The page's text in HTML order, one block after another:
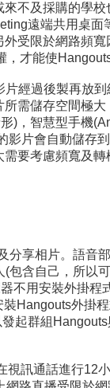
不及採購的學
遠端共用桌面
受限於網路頻
才能使Hangouts
經過後製再放到
需儲存空間極
)，智慧型手機
片會自動儲存
要考慮頻寬及
分享相片。語音
包含自己，所以
不用安裝外掛程
Hangouts外掛程
起群組
視訊通話進行12